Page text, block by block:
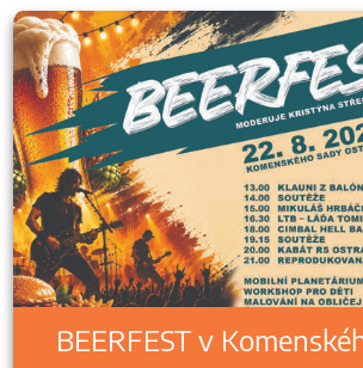
BEERFEST v